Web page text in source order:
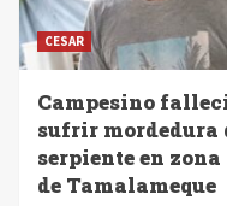
CESAR
Campesino
sufrir mordedura
serpiente en
de Tamalameque